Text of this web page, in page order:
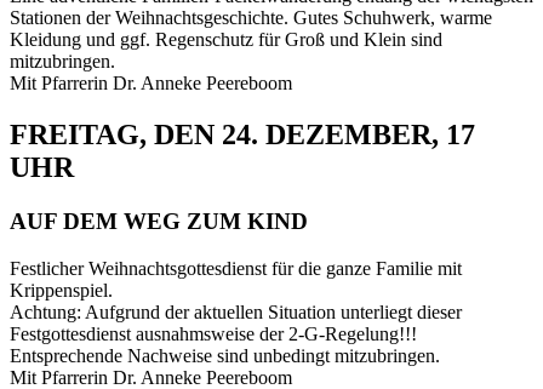
Stationen der Weihnachtsgeschichte. Gutes Schuhwerk, warme
Kleidung und ggf. Regenschutz für Groß und Klein sind
mitzubringen.
Mit Pfarrerin Dr. Anneke Peereboom
FREITAG, DEN 24. DEZEMBER, 17
UHR
AUF DEM WEG ZUM KIND
Festlicher Weihnachtsgottesdienst für die ganze Familie mit
Krippenspiel.
Achtung: Aufgrund der aktuellen Situation unterliegt dieser
Festgottesdienst ausnahmsweise der 2-G-Regelung!!!
Entsprechende Nachweise sind unbedingt mitzubringen.
Mit Pfarrerin Dr. Anneke Peereboom